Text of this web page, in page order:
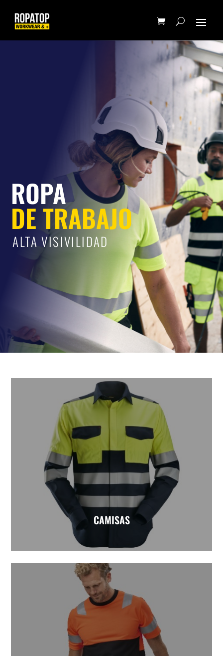
ROPA
DE TRABAJO
ALTA VISIVILIDAD
CAMISAS